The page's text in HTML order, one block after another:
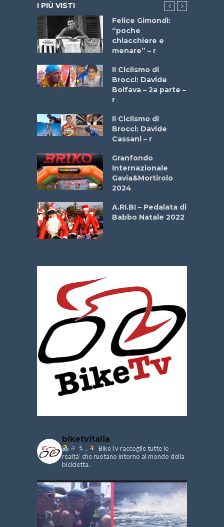
I PIÙ VISTI
Felice Gimondi:
“poche
chiacchiere e
menare” – r
Il Ciclismo di
Brocci: Davide
Boifava – 2a parte –
r
Il Ciclismo di
Brocci: Davide
Cassani – r
Granfondo
Internazionale
Gavia&Mortirolo
2024
A.RI.BI – Pedalata di
Babbo Natale 2022
biketvitalia
.
BikeTv raccoglie tutte le
realtà’ che ruotano intorno al mondo della
bicicletta.